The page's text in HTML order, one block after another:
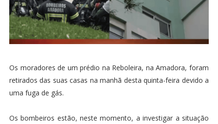
Os moradores de um prédio na Reboleira, na Amadora, foram
retirados das suas casas na manhã desta quinta-feira devido a
uma fuga de gás.
Os bombeiros estão, neste momento, a investigar a situação